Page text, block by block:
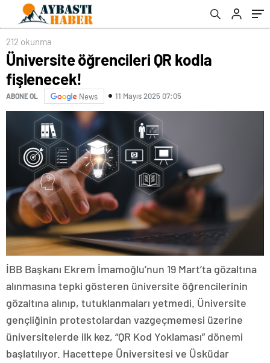
212 okunma
Üniversite öğrencileri QR kodla
fişlenecek!
ABONE OL News 11 Mayıs 2025 07:05
İBB Başkanı Ekrem İmamoğlu’nun 19 Mart’ta gözaltına
alınmasına tepki gösteren üniversite öğrencilerinin
gözaltına alınıp, tutuklanmaları yetmedi. Üniversite
gençliğinin protestolardan vazgeçmemesi üzerine
üniversitelerde ilk kez, “QR Kod Yoklaması” dönemi
başlatılıyor. Hacettepe Üniversitesi ve Üsküdar